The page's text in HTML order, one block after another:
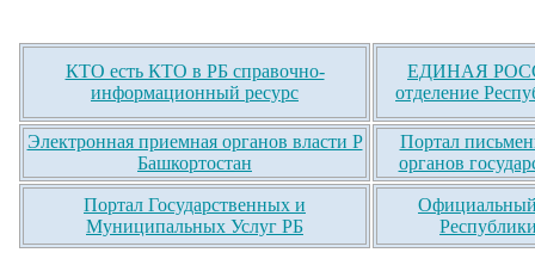
КТО есть КТО в РБ справочно-
информационный ресурс
ЕДИНАЯ
отделение
Электронная приемная органов власти Р
Башкортостан
Портал
органов
Портал Государственных и
Муниципальных Услуг РБ
Официальный